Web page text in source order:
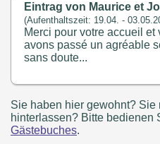
Eintrag von Maurice et
(Aufenthaltszeit: 19.04. -
Merci pour votre accueil
avons passé un agréable
sans doute...
Sie haben hier gewohnt?
hinterlassen? Bitte bedienen
Gästebuches.